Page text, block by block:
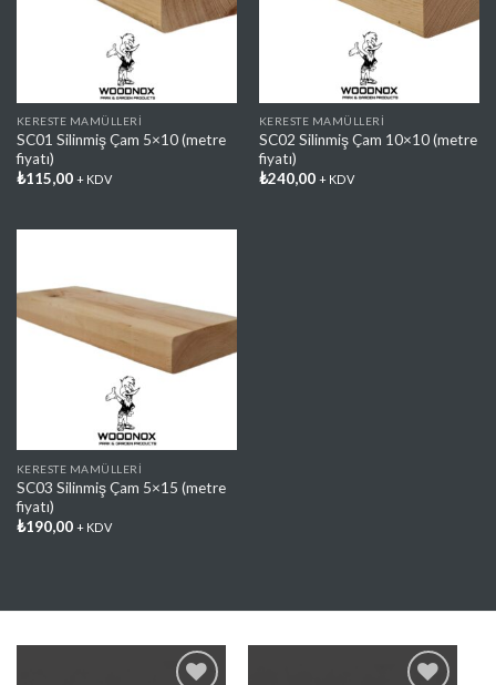
KERESTE MAMÜLLERI
SC01 Silinmiş Çam 5×10 (metre
fiyatı)
₺115,00 + KDV
KERESTE MAMÜLLERI
SC02 Silinmiş Çam 10×10 (metre
fiyatı)
₺240,00 + KDV
Favorilere
Ekle
KERESTE MAMÜLLERI
SC03 Silinmiş Çam 5×15 (metre
fiyatı)
₺190,00 + KDV